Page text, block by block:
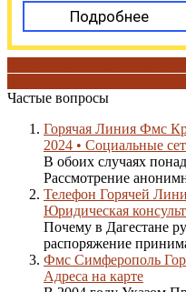
Подробнее
Частые вопросы
Горячая Линия Фмс
2024 • Социальные
В обоих случаях
Рассмотрение
Телефон Горячей
Юридическая
Почему в Дагестане
распоряжение
Фмс Симферополь
Адреса на карте